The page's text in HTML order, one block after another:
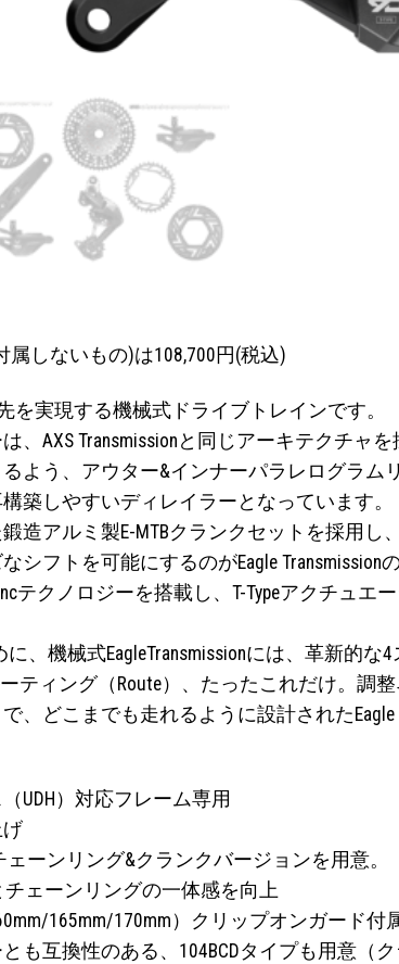
しないもの)は108,700円(税込)
を実現する機械式ドライブトレインです。
、AXS Transmissionと同じアーキテクチャ
よう、アウター&インナーパラレログラ
築しやすいディレイラーとなっています。
造アルミ製E-MTBクランクセットを採用し
フトを可能にするのがEagle Transmission
テクノロジーを搭載し、T-Typeアクチ
、機械式EagleTransmissionには、革新的
ーティング（Route）、たったこれだけ。調
、どこまでも走れるように設計されたEagle
UDH）対応フレーム専用
ェーンリング&クランクバージョンを用意。
チェーンリングの一体感を向上
165mm/170mm）クリップオンガード付
も互換性のある、104BCDタイプも用意（ク